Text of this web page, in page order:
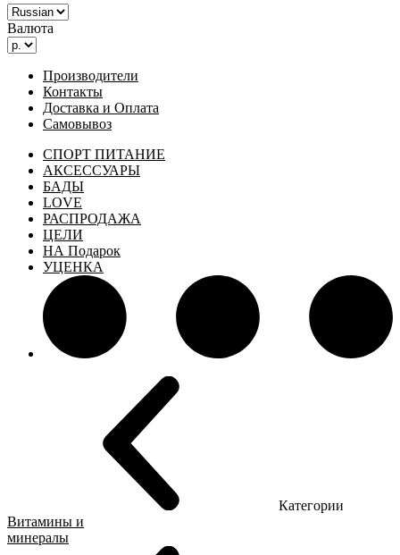
Валюта
Производители
Контакты
Доставка и Оплата
Самовывоз
СПОРТ ПИТАНИЕ
АКСЕССУАРЫ
БАДЫ
LOVE
РАСПРОДАЖА
ЦЕЛИ
НА Подарок
УЦЕНКА
Категории
Витамины и
минералы